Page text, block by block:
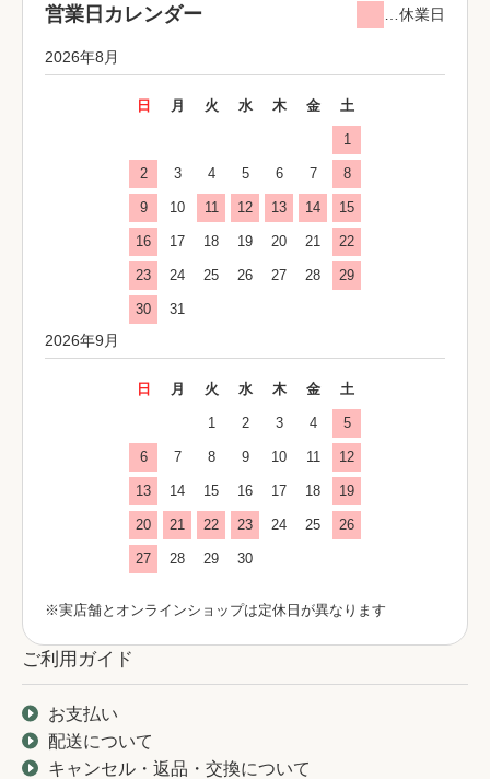
営業日カレンダー …休業日
2026年8月
日 月 火 水 木 金 土
1
2 3 4 5 6 7 8
9 10 11 12 13 14 15
16 17 18 19 20 21 22
23 24 25 26 27 28 29
30 31
2026年9月
日 月 火 水 木 金 土
1 2 3 4 5
6 7 8 9 10 11 12
13 14 15 16 17 18 19
20 21 22 23 24 25 26
27 28 29 30
※実店舗とオンラインショップは定休日が異なります
ご利用ガイド
お支払い
配送について
キャンセル・返品・交換について